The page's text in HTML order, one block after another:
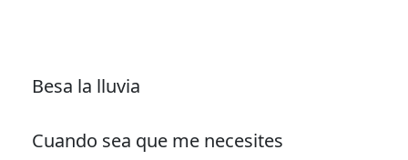
Besa la lluvia
Cuando sea que me necesites